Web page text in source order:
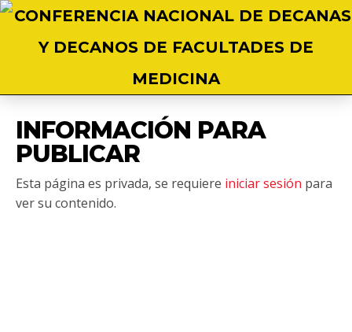
INFORMACIÓN PARA
PUBLICAR
Esta página es privada, se requiere iniciar sesión para
ver su contenido.